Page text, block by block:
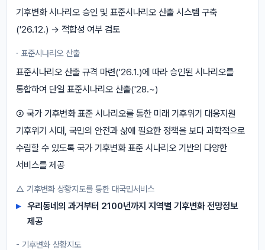
기후변화 시나리오 승인 및 표준시나리오 산출 시스템 구축
('26.12.) → 적합성 여부 검토
· 표준시나리오 산출
표준시나리오 산출 규격 마련('26.1.)에 따라 승인된 시나리오를
통합하여 단일 표준시나리오 산출('28.~)
② 국가 기후변화 표준 시나리오를 통한 미래 기후위기 대응지원
기후위기 시대, 국민의 안전과 삶에 필요한 정책을 보다 과학적으로
수립할 수 있도록 국가 기후변화 표준 시나리오 기반의 다양한
서비스를 제공
△ 기후변화 상황지도를 통한 대국민서비스
우리동네의 과거부터 2100년까지 지역별 기후변화 전망정보
제공
- 기후변화 상황지도